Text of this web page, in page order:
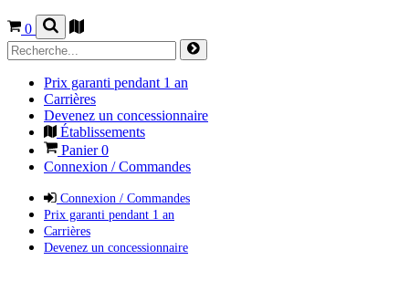
0
Prix garanti pendant 1 an
Carrières
Devenez un concessionnaire
Établissements
Panier0
Connexion / Commandes
Connexion / Commandes
Prix garanti pendant 1 an
Carrières
Devenez un concessionnaire